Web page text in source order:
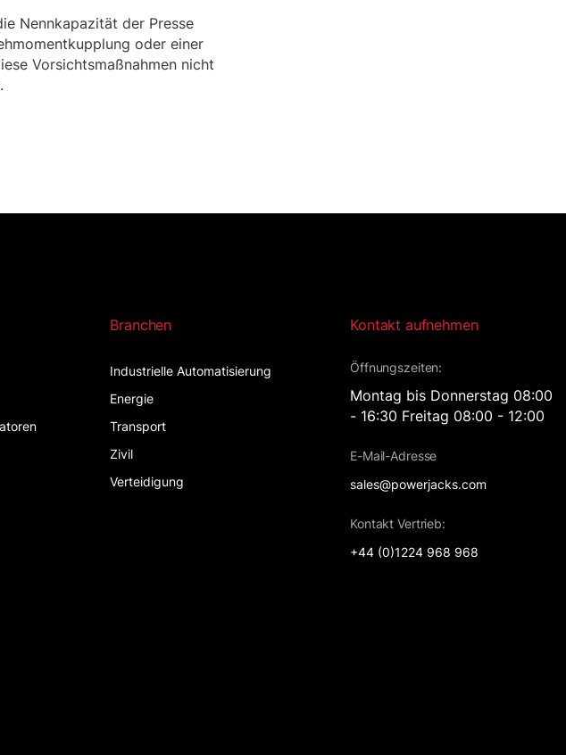
Nennkapazität der Presse
oder einer
Vorsichtsmaßnahmen nicht
Branchen
Industrielle Automatisierung
Energie
Transport
Zivil
Verteidigung
Kontakt aufnehmen
Öffnungszeiten:
Montag bis Donnerstag 08:00
- 16:30 Freitag 08:00 - 12:00
E-Mail-Adresse
sales@powerjacks.com
Kontakt Vertrieb:
+44 (0)1224 968 968